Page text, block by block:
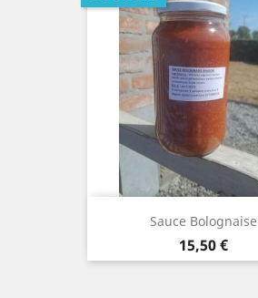
Sauce Bolognaise
Prix
15,50 €